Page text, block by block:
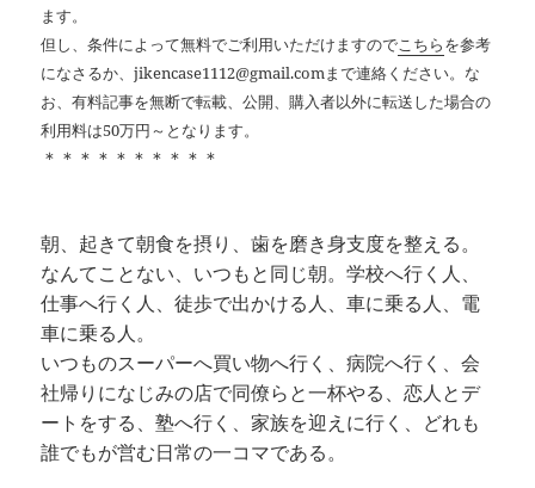
ます。
但し、条件によって無料でご利用いただけますのでこちらを参考
になさるか、jikencase1112@gmail.comまで連絡ください。な
お、有料記事を無断で転載、公開、購入者以外に転送した場合の
利用料は50万円～となります。
＊＊＊＊＊＊＊＊＊＊
朝、起きて朝食を摂り、歯を磨き身支度を整える。
なんてことない、いつもと同じ朝。学校へ行く人、
仕事へ行く人、徒歩で出かける人、車に乗る人、電
車に乗る人。
いつものスーパーへ買い物へ行く、病院へ行く、会
社帰りになじみの店で同僚らと一杯やる、恋人とデ
ートをする、塾へ行く、家族を迎えに行く、どれも
誰でもが営む日常の一コマである。